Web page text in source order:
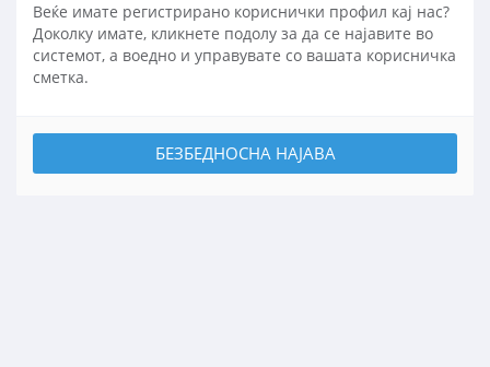
Веќе имате регистрирано кориснички профил кај нас?
Доколку имате, кликнете подолу за да се најавите во
системот, а воедно и управувате со вашата корисничка
сметка.
БЕЗБЕДНОСНА НАЈАВА